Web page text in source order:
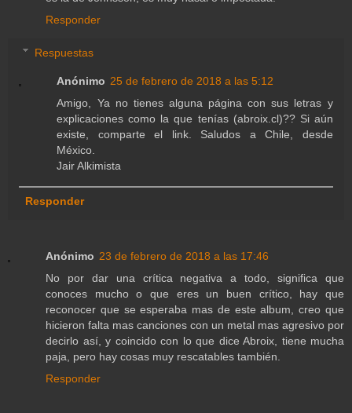
Responder
Respuestas
Anónimo 25 de febrero de 2018 a las 5:12
Amigo, Ya no tienes alguna página con sus letras y
explicaciones como la que tenías (abroix.cl)?? Si aún
existe, comparte el link. Saludos a Chile, desde
México.
Jair Alkimista
Responder
Anónimo 23 de febrero de 2018 a las 17:46
No por dar una crítica negativa a todo, significa que
conoces mucho o que eres un buen crítico, hay que
reconocer que se esperaba mas de este album, creo que
hicieron falta mas canciones con un metal mas agresivo por
decirlo así, y coincido con lo que dice Abroix, tiene mucha
paja, pero hay cosas muy rescatables también.
Responder